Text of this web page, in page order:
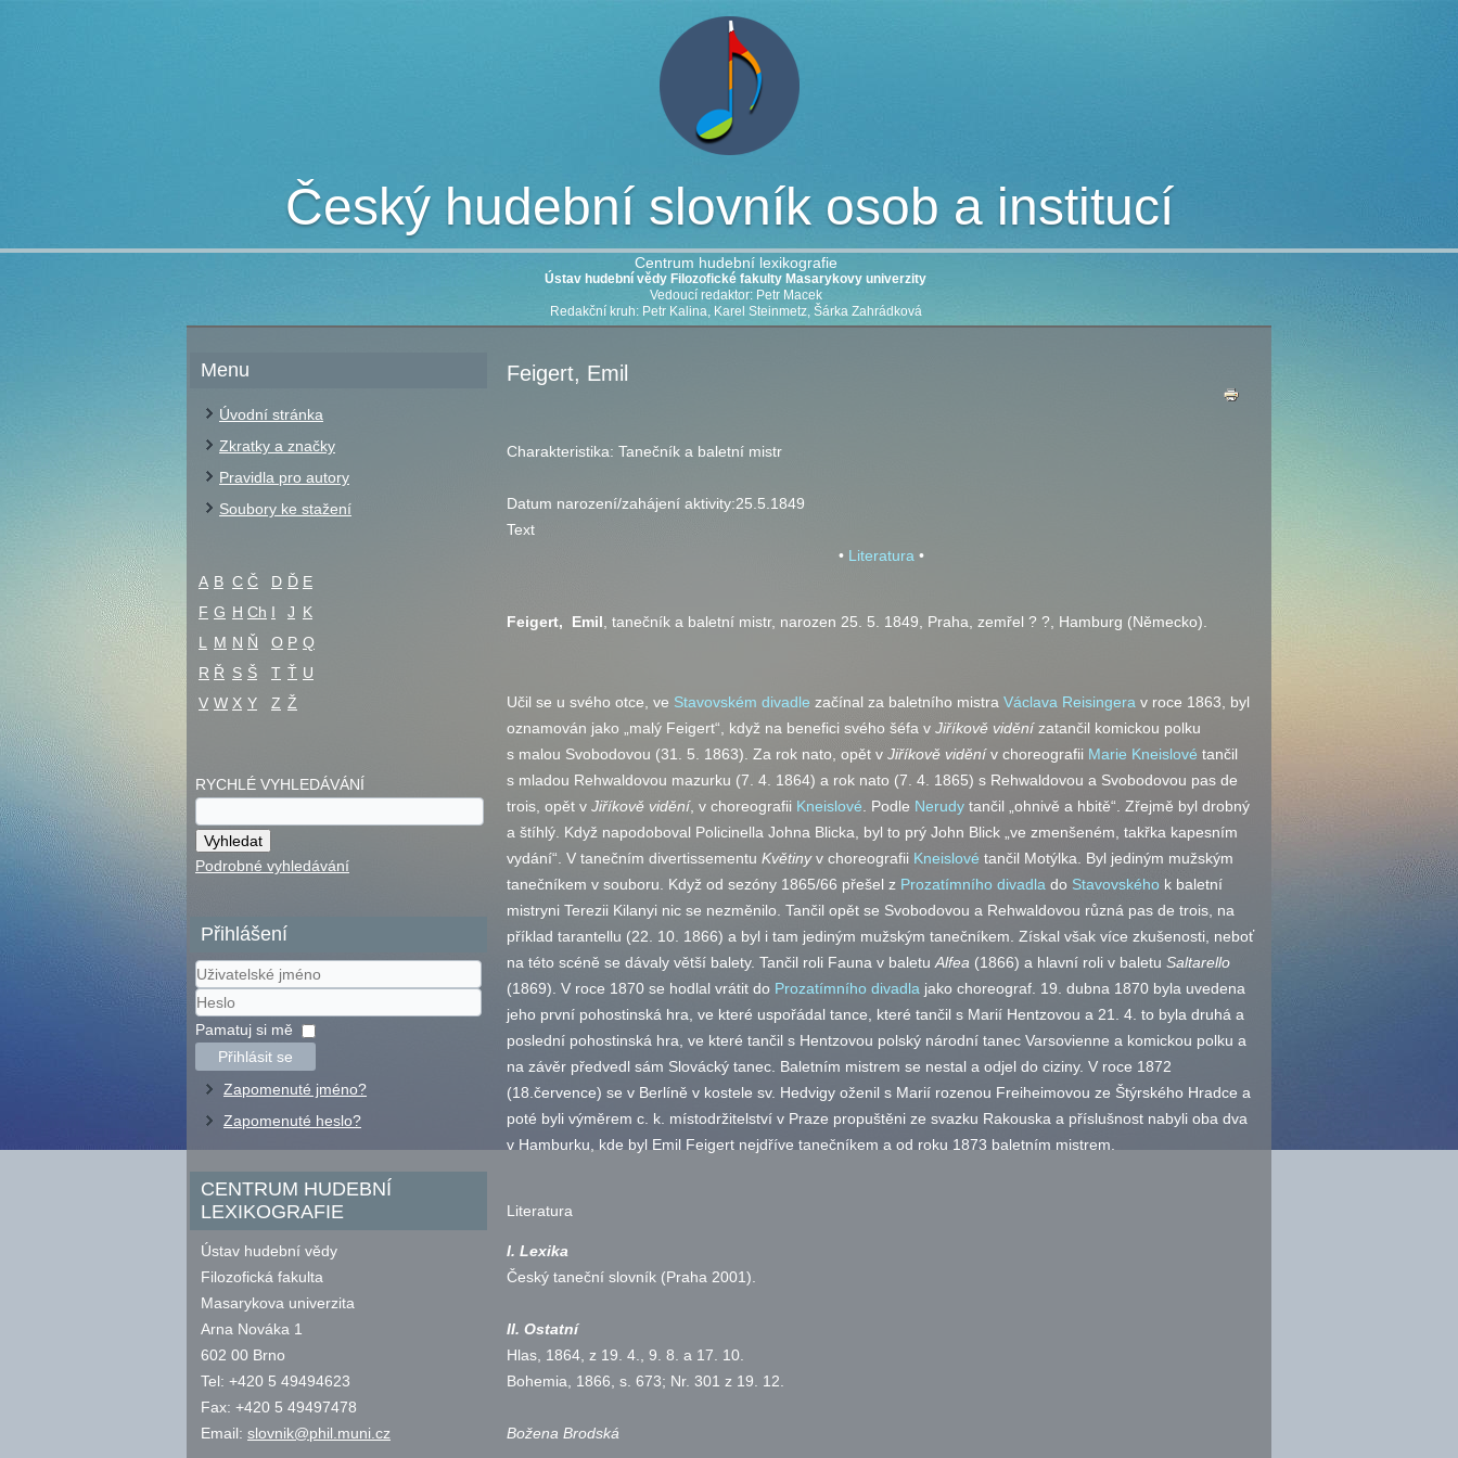
Český hudební slovník osob a institucí
Centrum hudební lexikografie
Ústav hudební vědy Filozofické fakulty Masarykovy univerzity
Vedoucí redaktor: Petr Macek
Redakční kruh: Petr Kalina, Karel Steinmetz, Šárka Zahrádková
Menu
Úvodní stránka
Zkratky a značky
Pravidla pro autory
Soubory ke stažení
A B C Č D Ď E
F G H Ch I J K
L
M N Ň O P Q
R Ř S Š T Ť U
V W X Y Z Ž
RYCHLÉ VYHLEDÁVÁNÍ
Podrobné vyhledávání
Přihlášení
Uživatelské
jméno
Heslo
Pamatuj si mě
Přihlásit se
Zapomenuté jméno?
Zapomenuté heslo?
CENTRUM HUDEBNÍ
LEXIKOGRAFIE
Ústav hudební vědy
Filozofická fakulta
Masarykova univerzita
Arna Nováka 1
602 00 Brno
Tel: +420 5 49494623
Fax: +420 5 49497478
Email: slovnik@phil.muni.cz
Feigert, Emil
Charakteristika: Tanečník a baletní mistr
Datum narození/zahájení aktivity:25.5.1849
Text
• Literatura •
Feigert, Emil , tanečník a baletní mistr, narozen 25. 5. 1849, Praha, zemřel ? ?, Hamburg (Německo).
Učil se u svého otce, ve Stavovském divadle začínal za baletního mistra Václava Reisingera v roce 1863, byl
oznamován jako „malý Feigert“, když na benefici svého šéfa v Jiříkově viděnízatančil komickou polku
s malou Svobodovou (31. 5. 1863). Za rok nato, opět v Jiříkově viděnív choreografii Marie Kneislové tančil
s mladou Rehwaldovou mazurku (7. 4. 1864) a rok nato (7. 4. 1865) s Rehwaldovou a Svobodovou pas de
trois, opět v Jiříkově vidění, v choreografii Kneislové . Podle Nerudy tančil „ohnivě a hbitě“. Zřejmě byl drobný
a štíhlý. Když napodoboval Policinella Johna Blicka, byl to prý John Blick „ve zmenšeném, takřka kapesním
vydání“. V tanečním divertissementu Květinyv choreografii Kneislové tančil Motýlka. Byl jediným mužským
tanečníkem v souboru. Když od sezóny 1865/66 přešel z Prozatímního divadla do Stavovského k baletní
mistryni Terezii Kilanyi nic se nezměnilo. Tančil opět se Svobodovou a Rehwaldovou různá pas de trois, na
příklad tarantellu (22. 10. 1866) a byl i tam jediným mužským tanečníkem. Získal však více zkušenosti, neboť
na této scéně se dávaly větší balety. Tančil roli Fauna v baletu Alfea (1866) a hlavní roli v baletu Saltarello
(1869). V roce 1870 se hodlal vrátit do Prozatímního divadla jako choreograf. 19. dubna 1870 byla uvedena
jeho první pohostinská hra, ve které uspořádal tance, které tančil s Marií Hentzovou a 21. 4. to byla druhá a
poslední pohostinská hra, ve které tančil s Hentzovou polský národní tanec Varsovienne a komickou polku a
na závěr předvedl sám Slovácký tanec. Baletním mistrem se nestal a odjel do ciziny. V roce 1872
(18.července) se v Berlíně v kostele sv. Hedvigy oženil s Marií rozenou Freiheimovou ze Štýrského Hradce a
poté byli výměrem c. k. místodržitelství v Praze propuštěni ze svazku Rakouska a příslušnost nabyli oba dva
v Hamburku, kde byl Emil Feigert nejdříve tanečníkem a od roku 1873 baletním mistrem.
Literatura
I. Lexika
Český taneční slovník (Praha 2001).
II. Ostatní
Hlas, 1864, z 19. 4., 9. 8. a 17. 10.
Bohemia, 1866, s. 673; Nr. 301 z 19. 12.
Božena Brodská